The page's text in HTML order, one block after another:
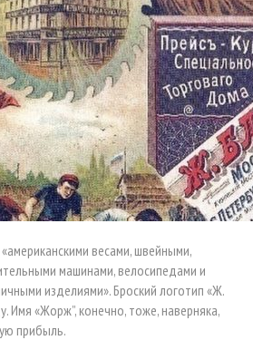
весами, швейными,
машинами, велосипедами и
изделиями». Броский логотип «Ж.
Имя «Жорж”, конечно, тоже, наверняка,
прибыль.